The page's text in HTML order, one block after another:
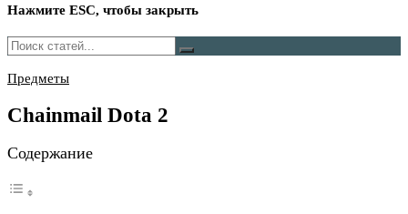
Нажмите ESC, чтобы закрыть
Предметы
Chainmail Dota 2
Содержание